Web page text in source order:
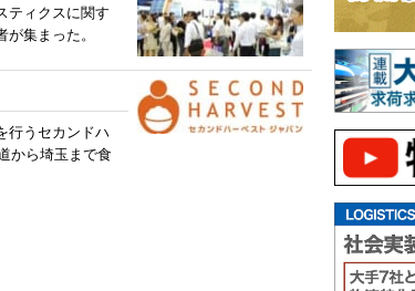
ティクスに関す
集まった。
行うセカンドハ
から埼玉まで食